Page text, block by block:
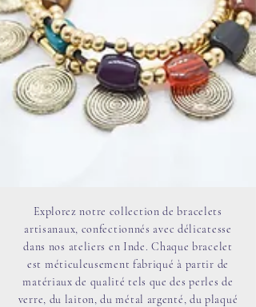
Explorez notre collection de bracelets
artisanaux, confectionnés avec délicatesse
dans nos ateliers en Inde. Chaque bracelet
est méticuleusement fabriqué à partir de
matériaux de qualité tels que des perles de
verre, du laiton, du métal argenté, du plaqué